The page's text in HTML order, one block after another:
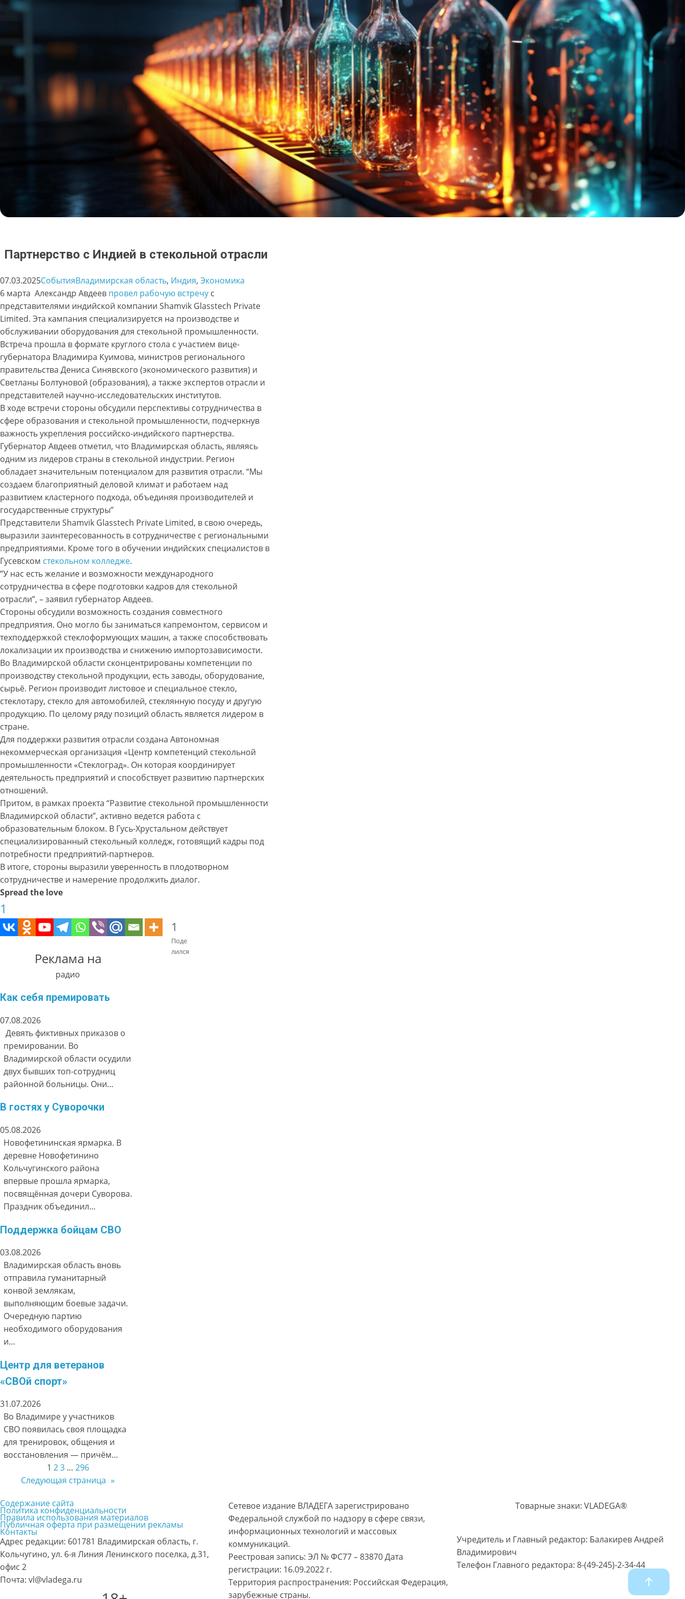
Партнерство с Индией в стекольной отрасли
07.03.2025СобытияВладимирская область, Индия, Экономика
6 марта Александр Авдеев провел рабочую встречу с
представителями индийской компании Shamvik Glasstech Private
Limited. Эта кампания специализируется на производстве и
обслуживании оборудования для стекольной промышленности.
Встреча прошла в формате круглого стола с участием вице-
губернатора Владимира Куимова, министров регионального
правительства Дениса Синявского (экономического развития) и
Светланы Болтуновой (образования), а также экспертов отрасли и
представителей научно-исследовательских институтов.
В ходе встречи стороны обсудили перспективы сотрудничества в
сфере образования и стекольной промышленности, подчеркнув
важность укрепления российско-индийского партнерства.
Губернатор Авдеев отметил, что Владимирская область, являясь
одним из лидеров страны в стекольной индустрии. Регион
обладает значительным потенциалом для развития отрасли. “Мы
создаем благоприятный деловой климат и работаем над
развитием кластерного подхода, объединяя производителей и
государственные структуры”
Представители Shamvik Glasstech Private Limited, в свою очередь,
выразили заинтересованность в сотрудничестве с региональными
предприятиями. Кроме того в обучении индийских специалистов в
Гусевском стекольном колледже.
“У нас есть желание и возможности международного
сотрудничества в сфере подготовки кадров для стекольной
отрасли”, – заявил губернатор Авдеев.
Стороны обсудили возможность создания совместного
предприятия. Оно могло бы заниматься капремонтом, сервисом и
техподдержкой стеклоформующих машин, а также способствовать
локализации их производства и снижению импортозависимости.
Во Владимирской области сконцентрированы компетенции по
производству стекольной продукции, есть заводы, оборудование,
сырьё. Регион производит листовое и специальное стекло,
стеклотару, стекло для автомобилей, стеклянную посуду и другую
продукцию. По целому ряду позиций область является лидером в
стране.
Для поддержки развития отрасли создана Автономная
некоммерческая организация «Центр компетенций стекольной
промышленности «Стеклоград». Он которая координирует
деятельность предприятий и способствует развитию партнерских
отношений.
Притом, в рамках проекта “Развитие стекольной промышленности
Владимирской области”, активно ведется работа с
образовательным блоком. В Гусь-Хрустальном действует
специализированный стекольный колледж, готовящий кадры под
потребности предприятий-партнеров.
В итоге, стороны выразили уверенность в плодотворном
сотрудничестве и намерение продолжить диалог.
Spread the love
1
1
Поде
лился
Реклама на
радио
Как себя премировать
07.08.2026
Девять фиктивных приказов о
премировании. Во
Владимирской области осудили
двух бывших топ-сотрудниц
районной больницы. Они…
В гостях у Суворочки
05.08.2026
Новофетининская ярмарка. В
деревне Новофетинино
Кольчугинского района
впервые прошла ярмарка,
посвящённая дочери Суворова.
Праздник объединил…
Поддержка бойцам СВО
03.08.2026
Владимирская область вновь
отправила гуманитарный
конвой землякам,
выполняющим боевые задачи.
Очередную партию
необходимого оборудования
и…
Центр для ветеранов
«СВОй спорт»
31.07.2026
Во Владимире у участников
СВО появилась своя площадка
для тренировок, общения и
восстановления — причём…
1 23 … 296
Следующая страница »
Содержание сайта
Политика конфиденциальности
Правила использования материалов
Публичная оферта при размещении рекламы
Контакты
Адрес редакции: 601781 Владимирская область, г.
Кольчугино, ул. 6-я Линия Ленинского поселка, д.31,
офис 2
Почта: vl@vladega.ru
Сетевое издание ВЛАДЕГА зарегистрировано
Федеральной службой по надзору в сфере связи,
информационных технологий и массовых
коммуникаций.
Реестровая запись: ЭЛ № ФС77 – 83870 Дата
регистрации: 16.09.2022 г.
Территория распространения: Российская Федерация,
зарубежные страны.
Товарные знаки: VLADEGA®
Учредитель и Главный редактор: Балакирев Андрей
Владимирович
Телефон Главного редактора: 8-(49-245)-2-34-44